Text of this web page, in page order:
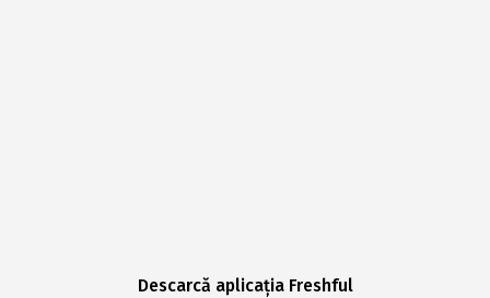
Descarcă aplicația Freshful